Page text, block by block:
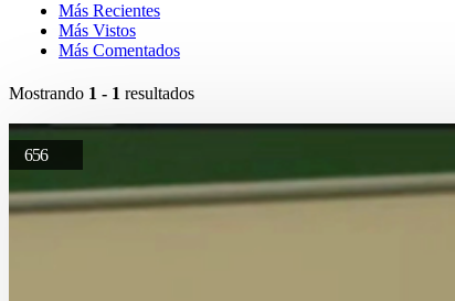
Más Recientes
Más Vistos
Más Comentados
Mostrando 1 - 1 resultados
656